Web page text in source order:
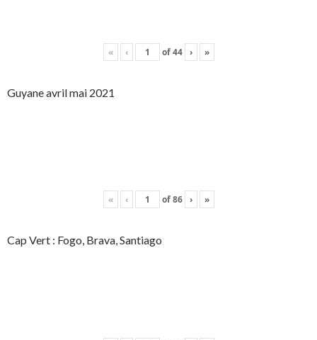
« ‹ of44 › »
Guyane avril mai 2021
« ‹ of86 › »
Cap Vert : Fogo, Brava, Santiago